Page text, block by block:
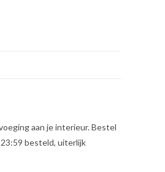
aan je interieur. Bestel
23:59 besteld, uiterlijk